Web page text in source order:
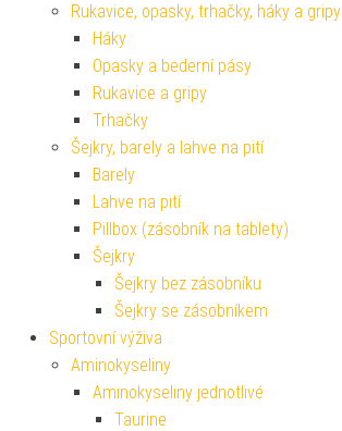
Rukavice, opasky, trhačky, háky a gripy
Háky
Opasky a bederní pásy
Rukavice a gripy
Trhačky
Šejkry, barely a lahve na pití
Barely
Lahve na pití
Pillbox (zásobník na tablety)
Šejkry
Šejkry bez zásobníku
Šejkry se zásobníkem
Sportovní výživa
Aminokyseliny
Aminokyseliny jednotlivé
Taurine